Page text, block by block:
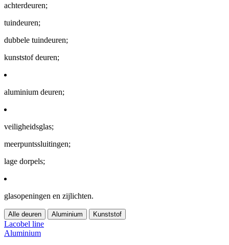
achterdeuren;
tuindeuren;
dubbele tuindeuren;
kunststof deuren;
aluminium deuren;
veiligheidsglas;
meerpuntssluitingen;
lage dorpels;
glasopeningen en zijlichten.
Alle deuren Aluminium Kunststof
Lacobel line
Aluminium